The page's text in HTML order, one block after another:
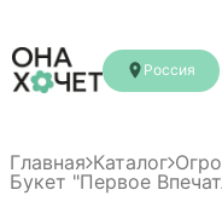
Россия
Главная Каталог
Букет "Первое